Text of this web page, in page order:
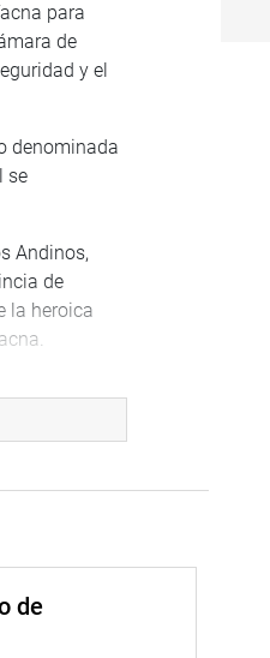
para
de
y el
denominada
se
Andinos,
de
la heroica
del caso
horas de la
por el
de